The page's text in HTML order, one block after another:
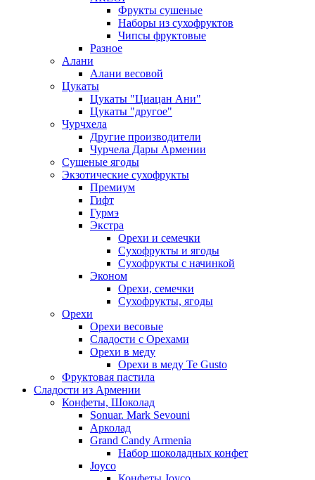
Фрукты сушеные
Наборы из сухофруктов
Чипсы фруктовые
Разное
Алани
Алани весовой
Цукаты
Цукаты "Циацан Ани"
Цукаты "другое"
Чурчхела
Другие производители
Чурчела Дары Армении
Сушеные ягоды
Экзотические сухофрукты
Премиум
Гифт
Гурмэ
Экстра
Орехи и семечки
Сухофрукты и ягоды
Сухофрукты с начинкой
Эконом
Орехи, семечки
Сухофрукты, ягоды
Орехи
Орехи весовые
Сладости с Орехами
Орехи в меду
Орехи в меду Te Gusto
Фруктовая пастила
Сладости из Армении
Конфеты, Шоколад
Sonuar. Mark Sevouni
Арколад
Grand Candy Armenia
Набор шоколадных конфет
Joyco